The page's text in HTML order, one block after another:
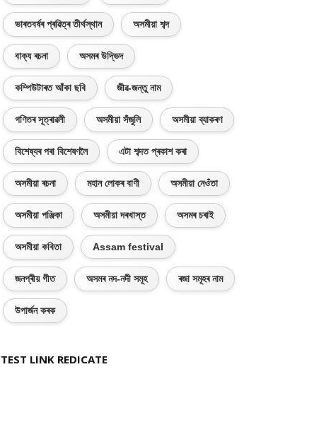
ভাৰতবৰ্ষৰ প্ৰৱিত্ৰ তীৰ্থস্থান অসমীয়া শব্দ
বাক্য ৰচনা অসমৰ উদ্ভিদ
কম্পিউটাৰত আঁকা ছবি জীৱ-জন্তু নাম
গণিতৰ সূত্ৰাৱলী অসমীয়া সঁজুলি অসমীয়া ব্যাকৰণ
বিশেষ্যৰ পৰা বিশেষণলৈ এটা শব্দত প্ৰকাশ কৰা
অসমীয়া ৰচনা মহান লোকৰ বাণী অসমীয়া নেওঁতা
অসমীয়া পঞ্জিকা অসমীয়া দৰখাস্ত অসমৰ চৰাই
অসমীয়া কবিতা Assam festival
জনপ্ৰীয় গীত অসমৰ নদ-নদী সমূহ ৰজা সমূহৰ নাম
উপাৰ্জন কৰক
TEST LINK REDICATE